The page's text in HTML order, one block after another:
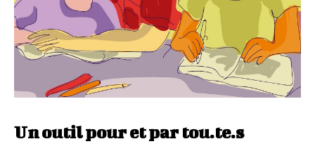
Un outil pour et par tou.te.s